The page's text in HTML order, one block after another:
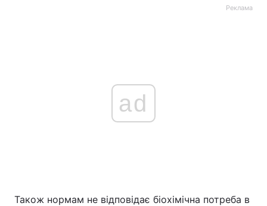
Реклама
ad
Також нормам не відповідає біохімічна потреба в